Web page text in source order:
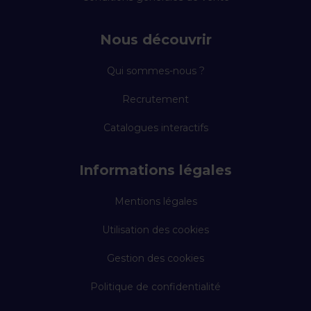
Nous découvrir
Qui sommes-nous ?
Recrutement
Catalogues interactifs
Informations légales
Mentions légales
Utilisation des cookies
Gestion des cookies
Politique de confidentialité